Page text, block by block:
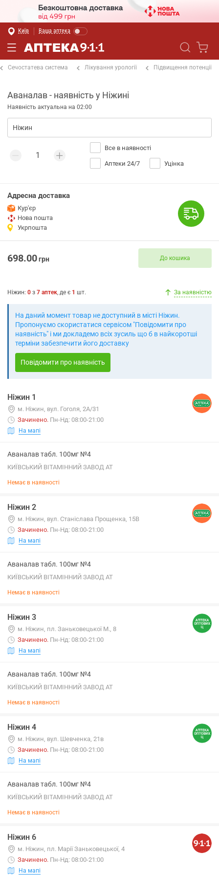
Київ Ваша аптека
Сечостатева система Лікування урології Підвищення потенції
Аваналав - наявність у Ніжині
Наявність актуальна на 02:00
Все в наявності
Аптеки 24/7 Уцінка
Адресна доставка
Кур'єр
Нова пошта
Укрпошта
698.00грн До кошика
Ніжин: 0 з 7 аптек, де є 1 шт. За наявністю
На даний момент товар не доступний в місті Ніжин.
Пропонуємо скористатися сервісом "Повідомити про
наявність" і ми докладемо всіх зусиль що б в найкоротші
терміни забезпечити його доставку
Повідомити про наявність
Ніжин 1
м. Ніжин, вул. Гоголя, 2А/31
Зачинено. Пн-Нд: 08:00-21:00
На мапі
Аваналав табл. 100мг №4
КИЇВСЬКИЙ ВІТАМІННИЙ ЗАВОД АТ
Немає в наявності
Ніжин 2
м. Ніжин, вул. Станіслава Прощенка, 15В
Зачинено. Пн-Нд: 08:00-21:00
На мапі
Аваналав табл. 100мг №4
КИЇВСЬКИЙ ВІТАМІННИЙ ЗАВОД АТ
Немає в наявності
Ніжин 3
м. Ніжин, пл. Заньковецької М., 8
Зачинено. Пн-Нд: 08:00-21:00
На мапі
Аваналав табл. 100мг №4
КИЇВСЬКИЙ ВІТАМІННИЙ ЗАВОД АТ
Немає в наявності
Ніжин 4
м. Ніжин, вул. Шевченка, 21в
Зачинено. Пн-Нд: 08:00-21:00
На мапі
Аваналав табл. 100мг №4
КИЇВСЬКИЙ ВІТАМІННИЙ ЗАВОД АТ
Немає в наявності
Ніжин 6
м. Ніжин, пл. Марії Заньковецької, 4
Зачинено. Пн-Нд: 08:00-21:00
На мапі